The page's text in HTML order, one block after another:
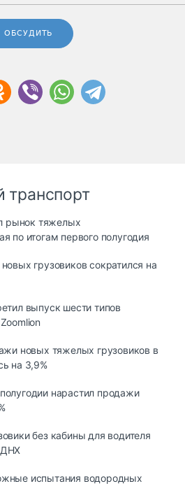
ОБСУДИТЬ
транспорт
рынок тяжелых
по итогам первого полугодия
грузовиков сократился на
выпуск шести типов
новых тяжелых грузовиков в
на 3,9%
нарастил продажи
без кабины для водителя
испытания водородных